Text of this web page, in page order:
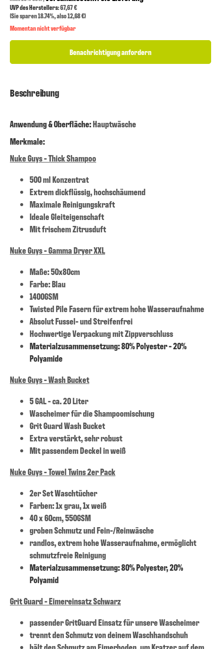
UVP des Herstellers: 67,67 €
(Sie sparen18.74%, also12,68 €)
Momentan nicht verfügbar
Benachrichtigung anfordern
Beschreibung
Anwendung & Oberfläche:Hauptwäsche
Merkmale:
Nuke Guys - Thick Shampoo
500 ml Konzentrat
Extrem dickflüssig, hochschäumend
Maximale Reinigungskraft
Ideale Gleiteigenschaft
Mit frischem Zitrusduft
Nuke Guys - Gamma Dryer XXL
Maße: 50x80cm
Farbe: Blau
1400GSM
Twisted Pile Fasern für extrem hohe Wasseraufnahme
Absolut Fussel- und Streifenfrei
Hochwertige Verpackung mit Zippverschluss
Materialzusammensetzung: 80% Polyester - 20%
Polyamide
Nuke Guys - Wash Bucket
5 GAL - ca. 20 Liter
Wascheimer für die Shampoomischung
Grit Guard Wash Bucket
Extra verstärkt, sehr robust
Mit passendem Deckel in weiß
Nuke Guys - Towel Twins 2er Pack
2er Set Waschtücher
Farben: 1x grau, 1x weiß
40 x 60cm, 550GSM
groben Schmutz und Fein-/Reinwäsche
randlos, extrem hohe Wasseraufnahme, ermöglicht
schmutzfreie Reinigung
Materialzusammensetzung: 80% Polyester, 20%
Polyamid
Grit Guard - Eimereinsatz Schwarz
passender GritGuard Einsatz für unsere Wascheimer
trennt den Schmutz von deinem Waschhandschuh